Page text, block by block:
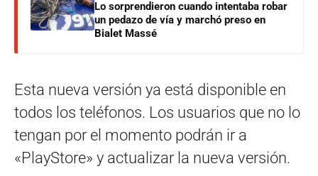
Lo sorprendieron cuando intentaba robar
un pedazo de vía y marchó preso en
Bialet Massé
Esta nueva versión ya está disponible en
todos los teléfonos. Los usuarios que no lo
tengan por el momento podrán ir a
«PlayStore» y actualizar la nueva versión.